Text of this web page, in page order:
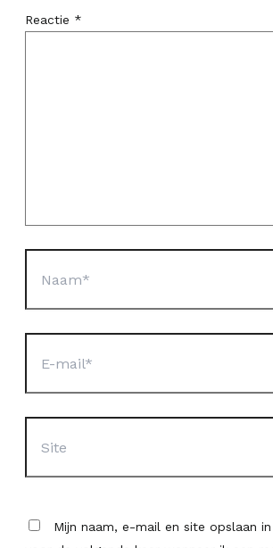
Reactie *
mail*
Mijn naam, e-mail en site opslaan